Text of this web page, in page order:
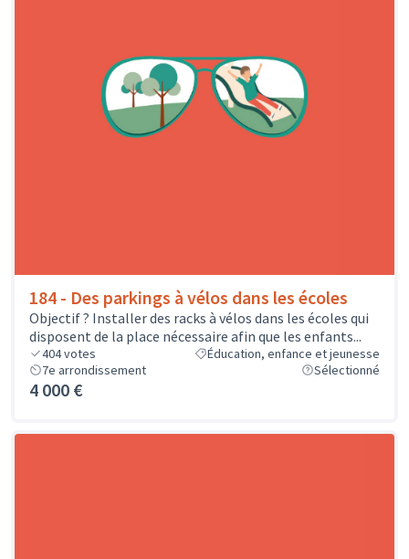
184 - Des parkings à vélos dans les écoles
Objectif ? Installer des racks à vélos dans les écoles qui
disposent de la place nécessaire afin que les enfants...
404votes
Éducation, enfance et jeunesse
7e arrondissement
Sélectionné
4 000 €